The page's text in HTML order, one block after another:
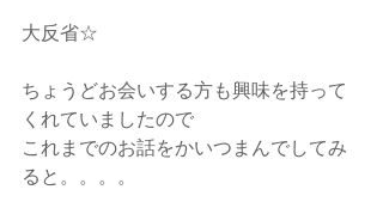
大反省☆
ちょうどお会いする方も興味を持って
くれていましたので
これまでのお話をかいつまんでしてみ
ると。。。。